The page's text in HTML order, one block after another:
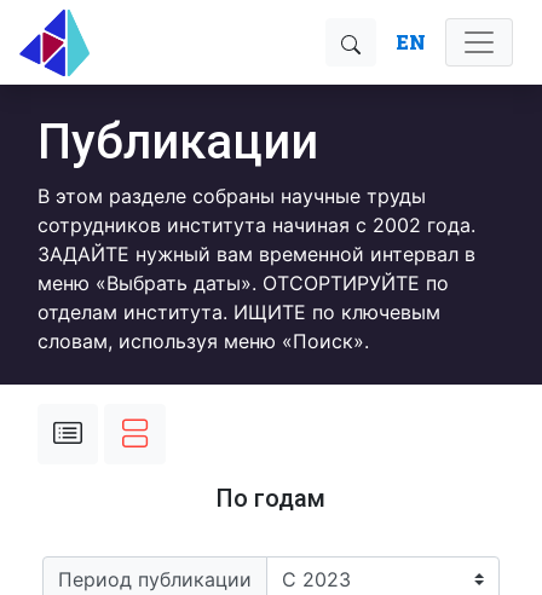
EN
Публикации
В этом разделе собраны научные труды
сотрудников института начиная с 2002 года.
ЗАДАЙТЕ нужный вам временной интервал в
меню «Выбрать даты». ОТСОРТИРУЙТЕ по
отделам института. ИЩИТЕ по ключевым
словам, используя меню «Поиск».
По годам
Период публикации